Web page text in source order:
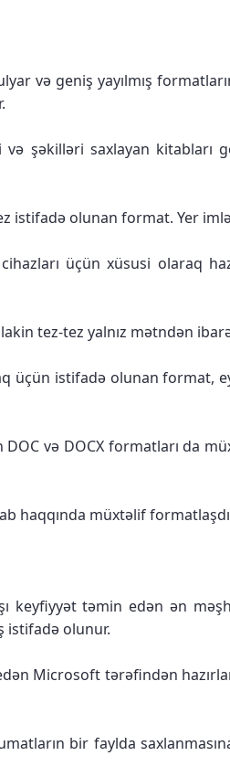
və geniş yayılmış
şəkilləri saxlayan kitabları
istifadə olunan format. Yer
üçün xüsusi olaraq
tez-tez yalnız mətndən
üçün istifadə olunan format,
və DOCX formatları da
haqqında müxtəlif
keyfiyyət təmin edən ən
istifadə olunur.
Microsoft tərəfindən
bir faylda